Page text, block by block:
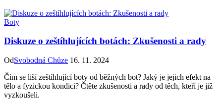
Boty
Diskuze o zeštíhlujících botách: Zkušenosti a rady
OdSvobodná Chůze 16. 11. 2024
Čím se liší zeštíhlující boty od běžných bot? Jaký je jejich efekt na
tělo a fyzickou kondici? Čtěte zkušenosti a rady od těch, kteří je již
vyzkoušeli.